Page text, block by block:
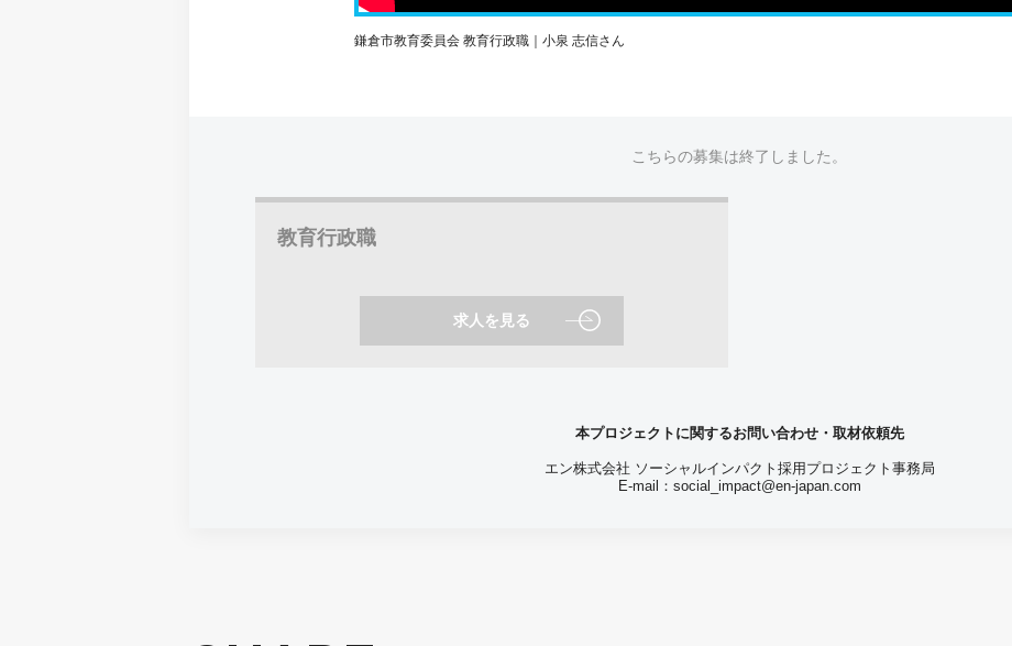
鎌倉市教育委員会 教育行政職｜小泉 志信さん
こちらの募集は終了しました。
教育行政職
求人を見る
本プロジェクトに関するお問い合わせ・取材依頼先
エン株式会社 ソーシャルインパクト採用プロジェクト事務局
E-mail： social_impact@en-japan.com